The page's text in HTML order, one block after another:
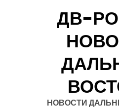
ДВ-
НОВОСТИ